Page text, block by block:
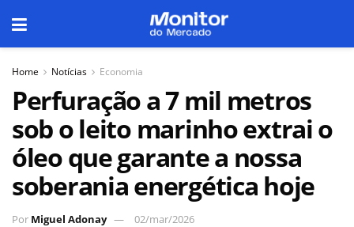
Home Notícias Economia
Perfuração a 7 mil metros
sob o leito marinho extrai o
óleo que garante a nossa
soberania energética hoje
Por Miguel Adonay 02/mar/2026